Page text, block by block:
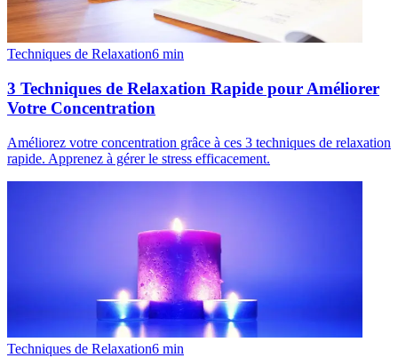
Techniques de Relaxation6 min
3 Techniques de Relaxation Rapide pour Améliorer
Votre Concentration
Améliorez votre concentration grâce à ces 3 techniques de relaxation
rapide. Apprenez à gérer le stress efficacement.
Techniques de Relaxation6 min